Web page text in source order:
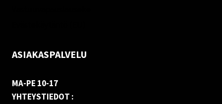
ASIAKASPALVELU
MA-PE 10-17
YHTEYSTIEDOT :